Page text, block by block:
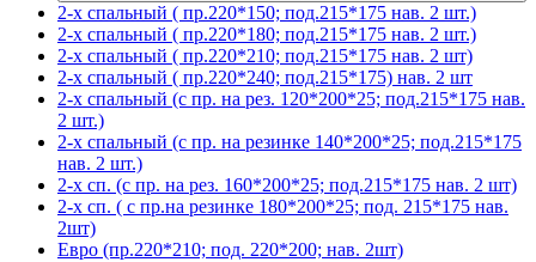
2-х спальный ( пр.220*150; под.215*175 нав. 2 шт.)
2-х спальный ( пр.220*180; под.215*175 нав. 2 шт.)
2-х спальный ( пр.220*210; под.215*175 нав. 2 шт)
2-х спальный ( пр.220*240; под.215*175) нав. 2 шт
2-х спальный (с пр. на рез. 120*200*25; под.215*175 нав.
2 шт.)
2-х спальный (с пр. на резинке 140*200*25; под.215*175
нав. 2 шт.)
2-х сп. (с пр. на рез. 160*200*25; под.215*175 нав. 2 шт)
2-х сп. ( с пр.на резинке 180*200*25; под. 215*175 нав.
2шт)
Евро (пр.220*210; под. 220*200; нав. 2шт)